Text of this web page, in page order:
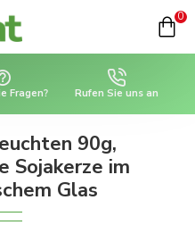
0
Fragen? Rufen Sie uns an
90g,
Sojakerze im
Glas